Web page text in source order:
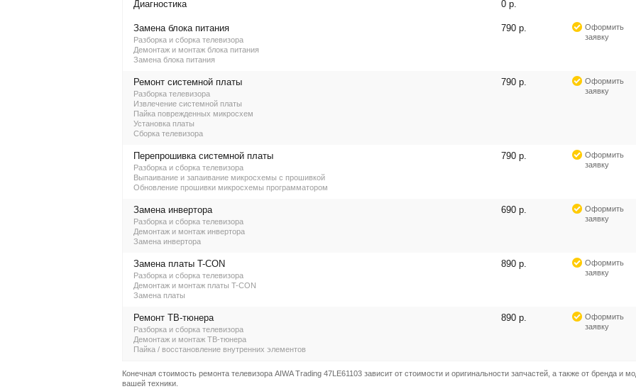
Диагностика 0 р.
Замена блока питания
Разборка и сборка телевизора
Демонтаж и монтаж блока питания
Замена блока питания
790 р.
Оформить
заявку
Ремонт системной платы
Разборка телевизора
Извлечение системной платы
Пайка поврежденных микросхем
Установка платы
Сборка телевизора
790 р.
Оформить
заявку
Перепрошивка системной платы
Разборка и сборка телевизора
Выпаивание и запаивание микросхемы с прошивкой
Обновление прошивки микросхемы программатором
790 р.
Оформить
заявку
Замена инвертора
Разборка и сборка телевизора
Демонтаж и монтаж инвертора
Замена инвертора
690 р.
Оформить
заявку
Замена платы T-CON
Разборка и сборка телевизора
Демонтаж и монтаж платы T-CON
Замена платы
890 р.
Оформить
заявку
Ремонт ТВ-тюнера
Разборка и сборка телевизора
Демонтаж и монтаж ТВ-тюнера
Пайка / восстановление внутренних элементов
890 р.
Оформить
заявку
Конечная стоимость ремонта телевизора AIWA Trading 47LE61103 зависит от стоимости и оригинальности запчастей, а также от бренда и
вашей техники.